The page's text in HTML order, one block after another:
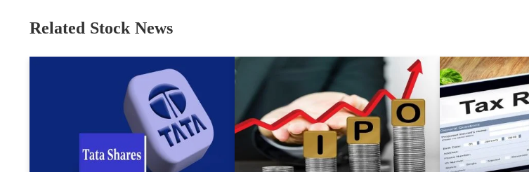
Related Stock News